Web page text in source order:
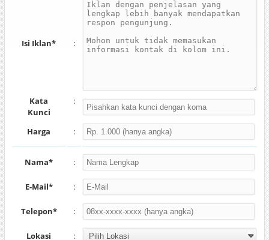
Isi Iklan* :
Kata
Kunci
:
Harga :
Nama* :
E-Mail* :
Telepon* :
Lokasi :